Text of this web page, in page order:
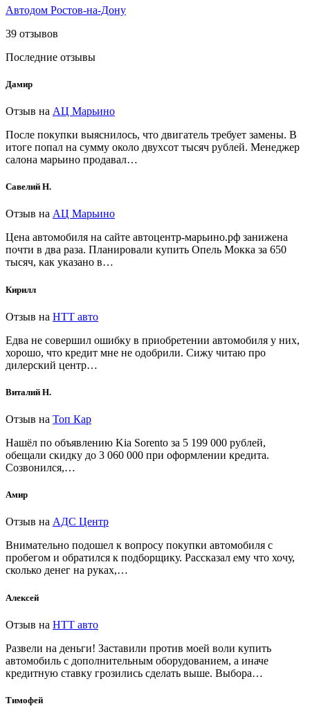
Автодом Ростов-на-Дону
39 отзывов
Последние отзывы
Дамир
Отзыв на АЦ Марьино
После покупки выяснилось, что двигатель требует замены. В
итоге попал на сумму около двухсот тысяч рублей. Менеджер
салона марьино продавал…
Савелий Н.
Отзыв на АЦ Марьино
Цена автомобиля на сайте автоцентр-марьино.рф занижена
почти в два раза. Планировали купить Опель Мокка за 650
тысяч, как указано в…
Кирилл
Отзыв на НТТ авто
Едва не совершил ошибку в приобретении автомобиля у них,
хорошо, что кредит мне не одобрили. Сижу читаю про
дилерский центр…
Виталий Н.
Отзыв на Топ Кар
Нашёл по объявлению Kia Sorento за 5 199 000 рублей,
обещали скидку до 3 060 000 при оформлении кредита.
Созвонился,…
Амир
Отзыв на АДС Центр
Внимательно подошел к вопросу покупки автомобиля с
пробегом и обратился к подборщику. Рассказал ему что хочу,
сколько денег на руках,…
Алексей
Отзыв на НТТ авто
Развели на деньги! Заставили против моей воли купить
автомобиль с дополнительным оборудованием, а иначе
кредитную ставку грозились сделать выше. Выбора…
Тимофей